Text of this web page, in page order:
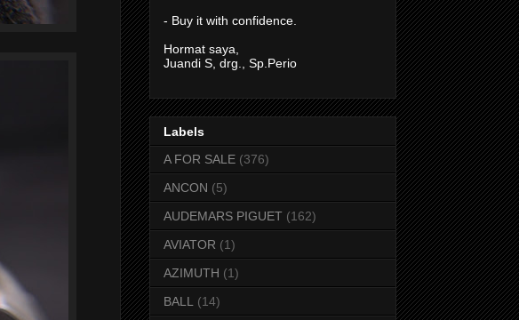
- Buy it with confidence.
Hormat saya,
Juandi S, drg., Sp.Perio
Labels
A FOR SALE (376)
ANCON (5)
AUDEMARS PIGUET (162)
AVIATOR (1)
AZIMUTH (1)
BALL
(14)